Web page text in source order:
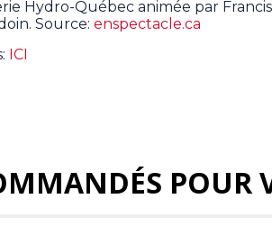
Hydro-Québec animée par
Source: enspectacle.ca
ICI
POUR